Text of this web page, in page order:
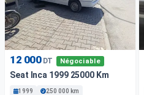
12 000 DT Négociable
Seat Inca 1999 25000 Km
1999 250 000 km